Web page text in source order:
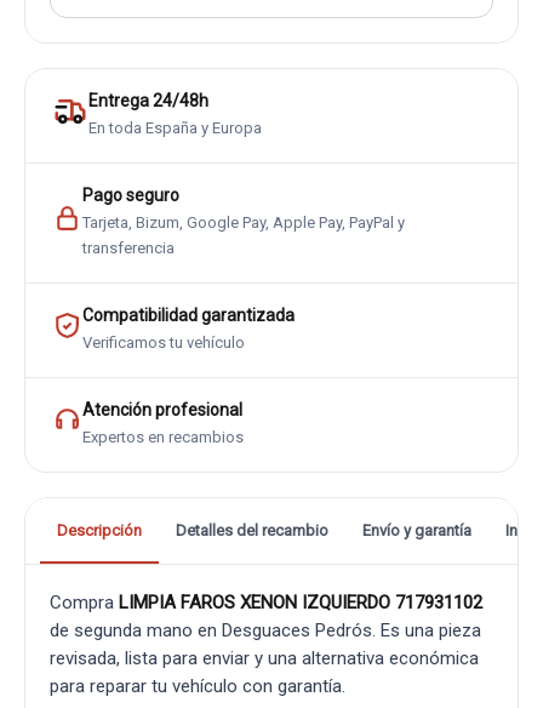
Entrega 24/48h
En toda España y Europa
Pago seguro
Tarjeta, Bizum, Google Pay, Apple Pay, PayPal y
transferencia
Compatibilidad garantizada
Verificamos tu vehículo
Atención profesional
Expertos en recambios
Descripción Detalles del recambio Envío y garantía
Compra LIMPIA FAROS XENON IZQUIERDO 717931102
de segunda mano en Desguaces Pedrós. Es una pieza
revisada, lista para enviar y una alternativa económica
para reparar tu vehículo con garantía.